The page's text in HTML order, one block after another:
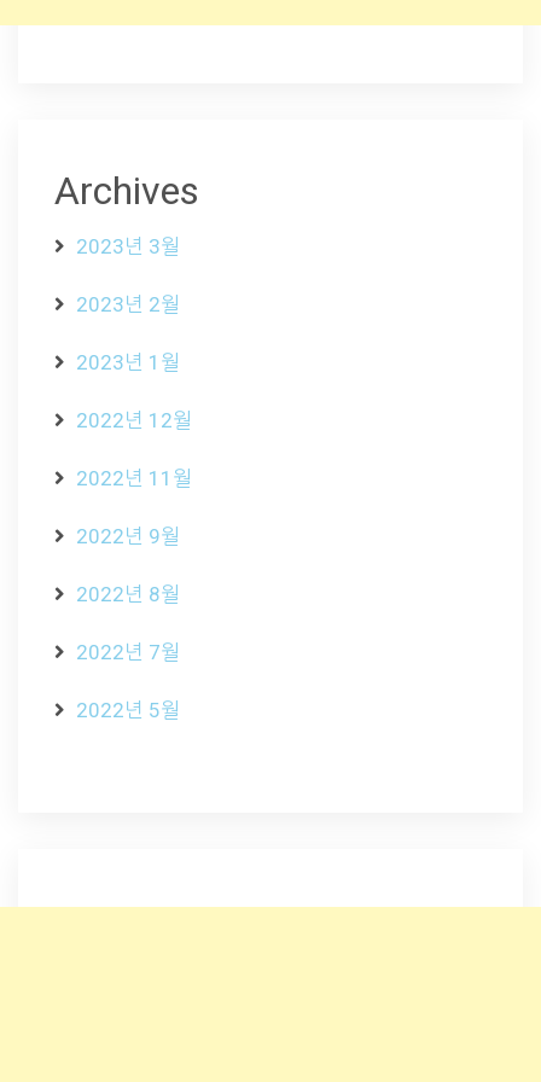
Archives
2023년 3월
2023년 2월
2023년 1월
2022년 12월
2022년 11월
2022년 9월
2022년 8월
2022년 7월
2022년 5월